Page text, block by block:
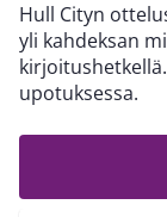
Hull Cityn
yli kahdeksan
upotuksessa.